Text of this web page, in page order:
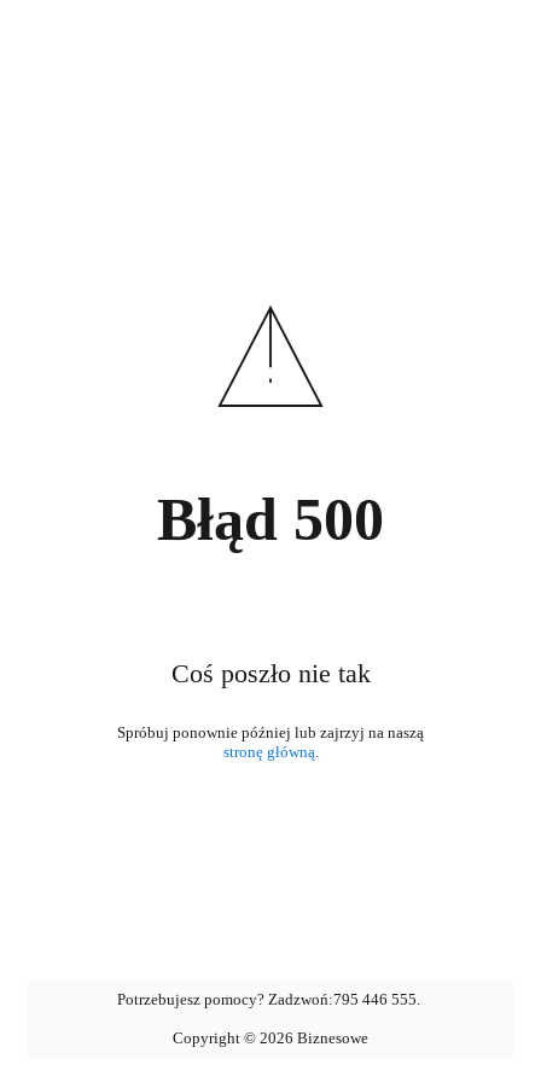
Błąd 500
Coś poszło nie tak
stronę główną.
Potrzebujesz pomocy? Zadzwoń:795 446 555.
Copyright © 2026 Biznesowe